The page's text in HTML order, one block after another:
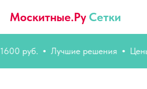
Москитные.Ру Сетки
Лучшие решения Цены от